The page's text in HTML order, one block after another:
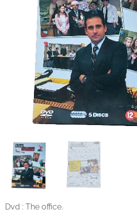
Dvd : The office.